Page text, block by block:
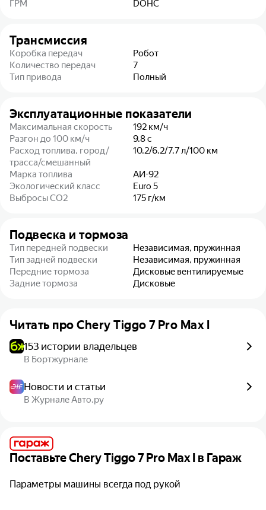
ГРМ DOHC
Трансмиссия
Коробка передач
Робот
Количество передач
7
Тип привода
Полный
Эксплуатационные показатели
Максимальная скорость 192 км/ч
Разгон до 100 км/ч
9.8с
Расход топлива, город/
трасса/смешанный
10.2/6.2/7.7л/100 км
Марка топлива
АИ-92
Экологический класс
Euro 5
Выбросы CO2
175 г/км
Подвеска и тормоза
Тип передней подвески
Независимая, пружинная
Тип задней подвески
Независимая, пружинная
Передние тормоза
Дисковые вентилируемые
Задние тормоза
Дисковые
Читать проChery Tiggo 7 Pro Max I
153 истории владельцев
В Бортжурнале
Новости и статьи
В Журнале Авто.ру
ПоставьтеChery Tiggo 7 Pro Max I в Гараж
Параметры машины всегда под рукой